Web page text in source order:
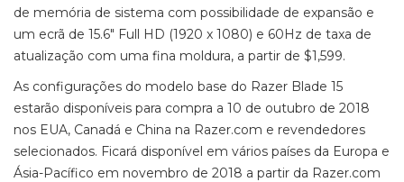
de memória de sistema com possibilidade de expansão e
um ecrã de 15.6" Full HD (1920 x 1080) e 60Hz de taxa de
atualização com uma fina moldura, a partir de $1,599.
As configurações do modelo base do Razer Blade 15
estarão disponíveis para compra a 10 de outubro de 2018
nos EUA, Canadá e China na Razer.com e revendedores
selecionados. Ficará disponível em vários países da Europa e
Ásia-Pacífico em novembro de 2018 a partir da Razer.com